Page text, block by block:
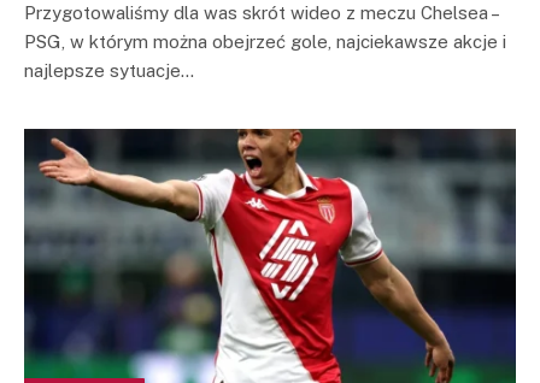
Przygotowaliśmy dla was skrót wideo z meczu Chelsea –
PSG, w którym można obejrzeć gole, najciekawsze akcje i
najlepsze sytuacje…